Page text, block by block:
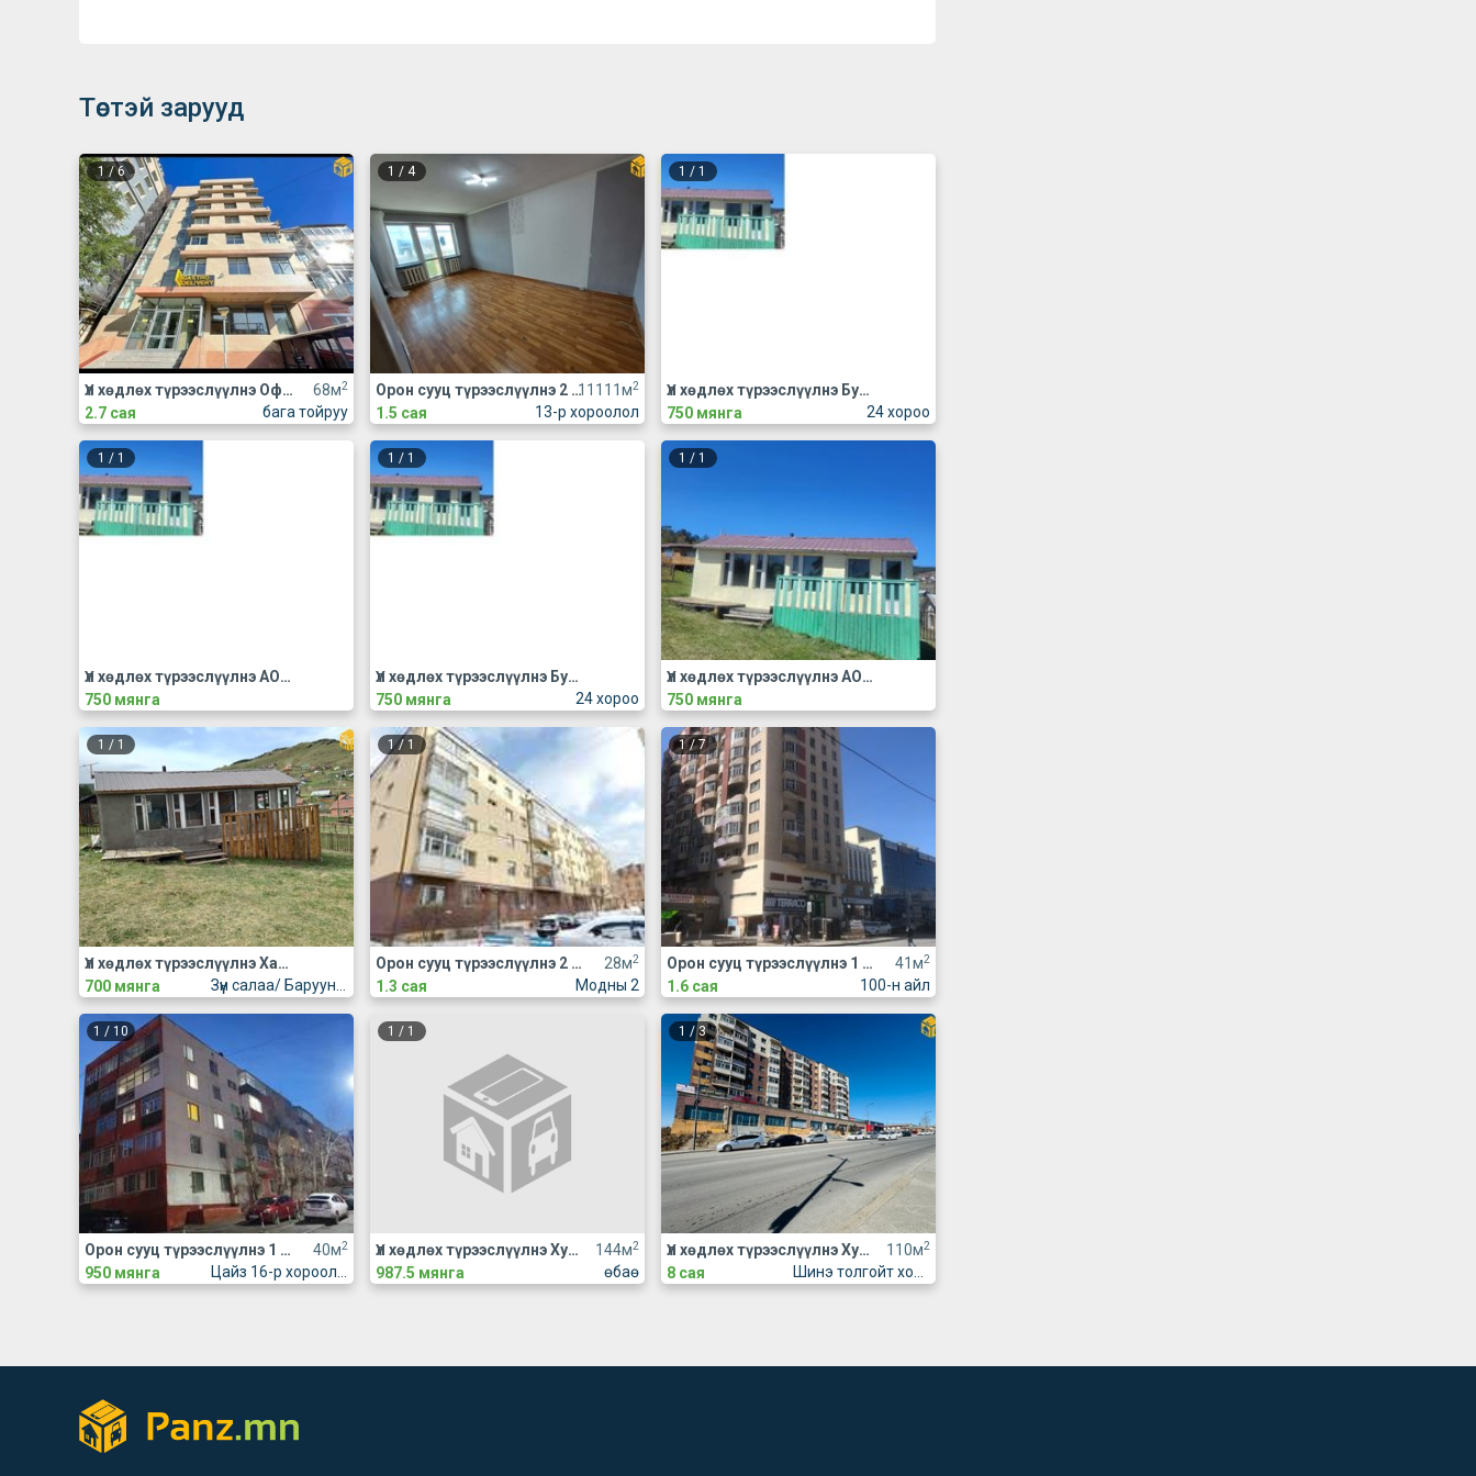
Төстэй зарууд
1 /6
68м2
бага тойруу
Үл хөдлөх түрээслүүлнэ Оффис
2.7 сая
1 /4
11111м2
13-р хороолол
Орон сууц түрээслүүлнэ 2 өрөө
1.5 сая
1 /1
24 хороо
Үл хөдлөх түрээслүүлнэ Бусад
750 мянга
1 / 1
Үл хөдлөх түрээслүүлнэ АОС, хаус, зуслан
750 мянга
1 /1
24 хороо
Үл хөдлөх түрээслүүлнэ Бусад
750 мянга
1 /1
Үл хөдлөх түрээслүүлнэ АОС, хаус, зуслан
750 мянга
1 / 1
Үл хөдлөх түрээслүүлнэ Хашаа байшин, гэр
700 мянга
1/ 1
28м2
Модны 2
Орон сууц түрээслүүлнэ 2 өрөө
1.3 сая
1/7
41м2
100-н айл
Орон сууц түрээслүүлнэ 1 өрөө
1.6 сая
1 / 10
40м2
Орон сууц түрээслүүлнэ 1 өрөө
950 мянга
1 / 1
144м2
өбаө
Үл хөдлөх түрээслүүлнэ Худалдаа, үйлчилгээний талбай түрээслүүлнэ
987.5 мянга
1 /3
110м2
Үл хөдлөх түрээслүүлнэ Худалдаа, үйлчилгээний талбай түрээслүүлнэ
8 сая